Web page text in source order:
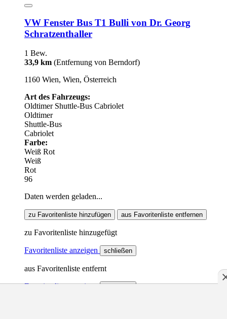
VW Fenster Bus T1 Bulli von Dr. Georg
Schratzenthaller
1 Bew.
33,9 km (Entfernung von Berndorf)
1160 Wien, Wien, Österreich
Art des Fahrzeugs:
Oldtimer Shuttle-Bus Cabriolet
Oldtimer
Shuttle-Bus
Cabriolet
Farbe:
Weiß Rot
Weiß
Rot
96
Daten werden geladen...
zu Favoritenliste hinzufügen aus Favoritenliste entfernen
zu Favoritenliste hinzugefügt
Favoritenliste anzeigen schließen
aus Favoritenliste entfernt
Favoritenliste anzeigen